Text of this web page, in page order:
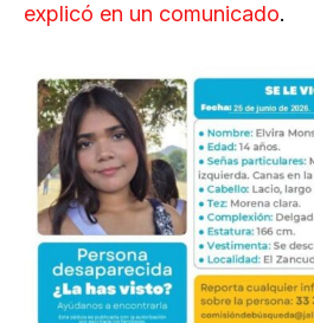
explicó en un comunicado.